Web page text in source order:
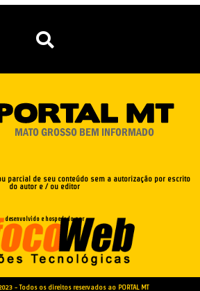
parcial de seu conteúdo sem a autorização por escrito
do autor e / ou editor
desenvolvido e hospedado por
- Todos os direitos reservados ao PORTAL MT